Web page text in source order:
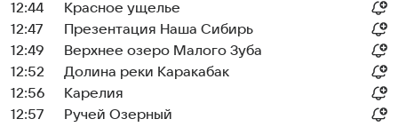
12:44
Красное ущелье
12:47
Презентация Наша Сибирь
12:49
Верхнее озеро Малого Зуба
12:52
Долина реки Каракабак
12:56
Карелия
12:57
Ручей Озерный